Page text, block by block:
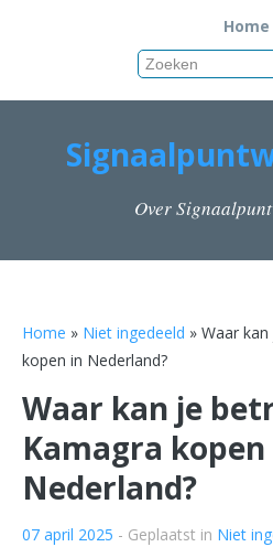
Home
Over
Home » Niet ingedeeld » Waar
kopen in Nederland?
Waar kan je
Kamagra kopen
Nederland?
07 april 2025 - Geplaatst in Niet